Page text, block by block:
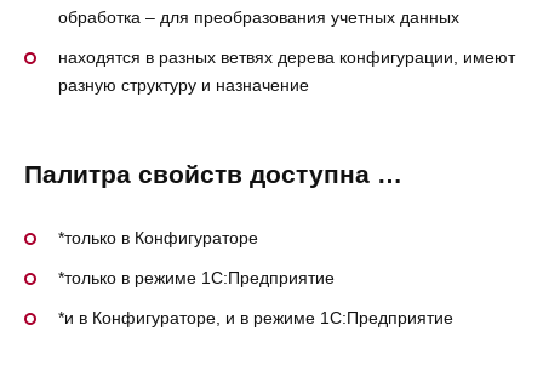
обработка – для преобразования учетных данных
находятся в разных ветвях дерева конфигурации, имеют
разную структуру и назначение
Палитра свойств доступна …
*только в Конфигураторе
*только в режиме 1С:Предприятие
*и в Конфигураторе, и в режиме 1С:Предприятие